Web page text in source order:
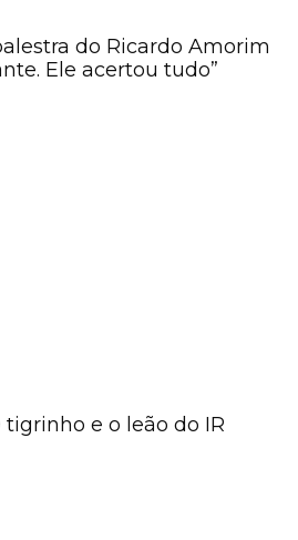
do Ricardo Amorim
Ele acertou tudo”
e o leão do IR